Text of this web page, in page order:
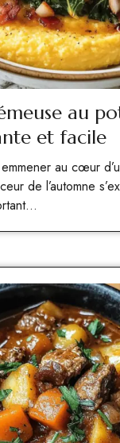
au
et facile
de l’automne